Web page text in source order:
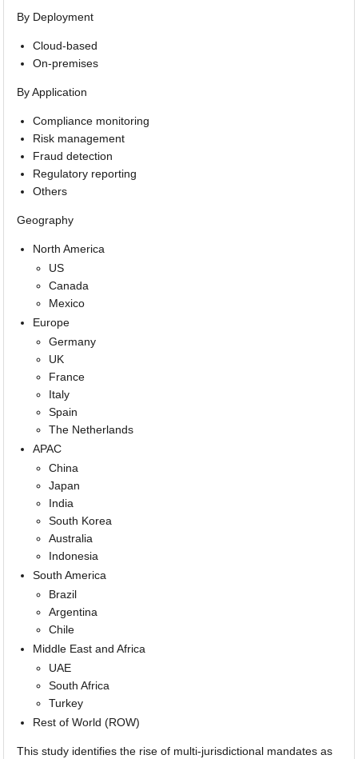
By Deployment
Cloud-based
On-premises
By Application
Compliance monitoring
Risk management
Fraud detection
Regulatory reporting
Others
Geography
North America
US
Canada
Mexico
Europe
Germany
UK
France
Italy
Spain
The Netherlands
APAC
China
Japan
India
South Korea
Australia
Indonesia
South America
Brazil
Argentina
Chile
Middle East and Africa
UAE
South Africa
Turkey
Rest of World (ROW)
This study identifies the rise of multi-jurisdictional mandates as